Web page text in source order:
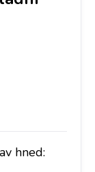
hned: